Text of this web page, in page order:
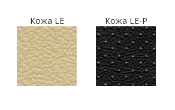
Кожа LE Кожа LE-P